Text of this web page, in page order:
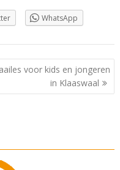
WhatsApp
voor kids en jongeren
in Klaaswaal